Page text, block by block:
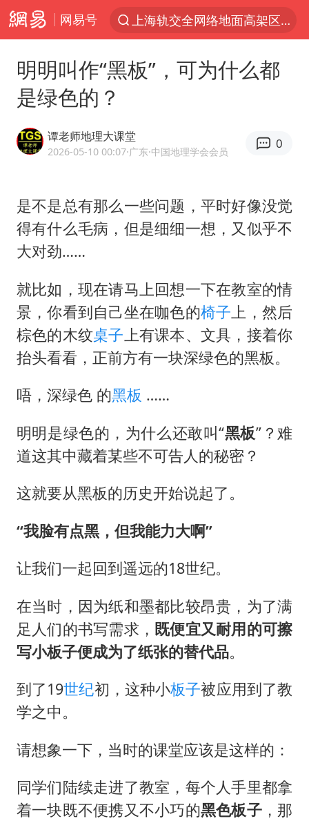
网易号
上海轨交全网络地面高架区段限速运行
白海豚逼近浙闽沿海
上海中心城区暴雨预警由橙变红
武契奇会见泽连斯基有何意图
2026“未录满”本科专业排行榜出炉
“伊斯兰版北约”出现
台铃电动车仅骑一年就断电趴窝
以军士兵把枪口对准中国记者
白海豚在海上打了个结
方桃子代言广告视频已下架
外国游客的“中国游三件套”火了
明明叫作“黑板”，可为什么都
是绿色的？
谭老师地理大课堂
2026-05-10 00:07·广东·中国地理学会会员
0
是不是总有那么一些问题，平时好像没觉
得有什么毛病，但是细细一想，又似乎不
大对劲……
就比如，现在请马上回想一下在教室的情
景，你看到自己坐在咖色的椅子 上，然后
棕色的木纹桌子 上有课本、文具，接着你
抬头看看，正前方有一块深绿色的黑板。
唔，深绿色 的黑板 ……
明明是绿色的，为什么还敢叫“黑板”？难
道这其中藏着某些不可告人的秘密？
这就要从黑板的历史开始说起了。
“我脸有点黑，但我能力大啊”
让我们一起回到遥远的18世纪。
在当时，因为纸和墨都比较昂贵，为了满
足人们的书写需求， 既便宜又耐用的可擦
写小板子便成为了纸张的替代品。
到了19世纪初，这种小板子被应用到了教
学之中。
请想象一下，当时的课堂应该是这样的：
同学们陆续走进了教室，每个人手里都拿
着一块既不便携又不小巧的黑色板子，那